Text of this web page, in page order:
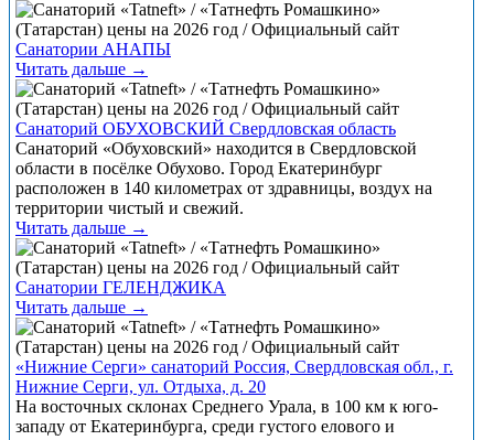
Санатории АНАПЫ
Читать дальше →
Санаторий ОБУХОВСКИЙ Свердловская область
Санаторий «Обуховский» находится в Свердловской
области в посёлке Обухово. Город Екатеринбург
расположен в 140 километрах от здравницы, воздух на
территории чистый и свежий.
Читать дальше →
Санатории ГЕЛЕНДЖИКА
Читать дальше →
«Нижние Серги» санаторий Россия, Свердловская обл., г.
Нижние Серги, ул. Отдыха, д. 20
На восточных склонах Среднего Урала, в 100 км к юго-
западу от Екатеринбурга, среди густого елового и